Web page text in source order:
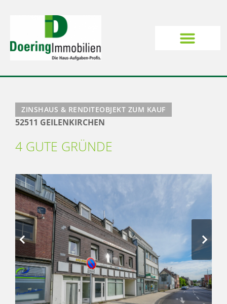
ZINSHAUS & RENDITEOBJEKT ZUM KAUF
52511 GEILENKIRCHEN
4 GUTE GRÜNDE